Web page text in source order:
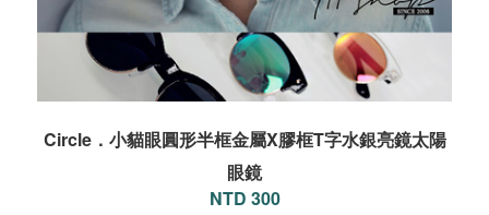
Circle．小貓眼圓形半框金屬X膠框T字水銀亮鏡太陽
眼鏡
NTD 300